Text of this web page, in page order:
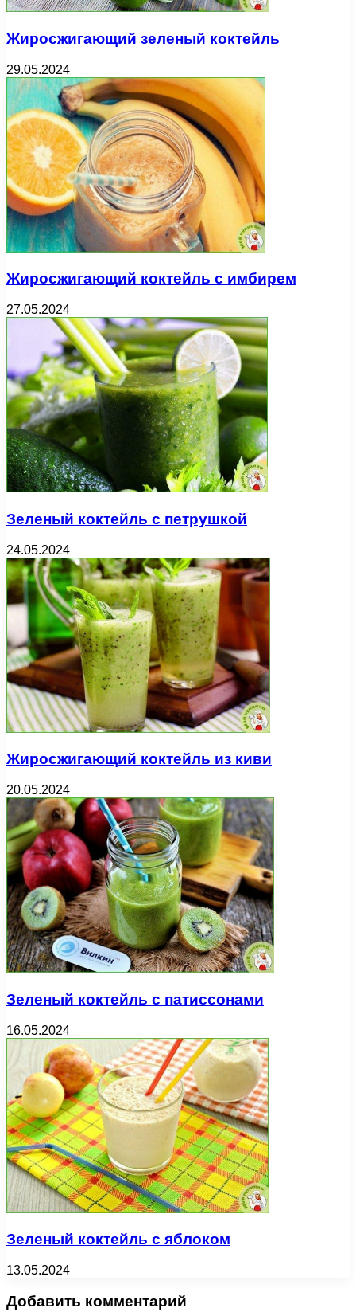
Жиросжигающий зеленый коктейль
29.05.2024
Жиросжигающий коктейль с имбирем
27.05.2024
Зеленый коктейль с петрушкой
24.05.2024
Жиросжигающий коктейль из киви
20.05.2024
Зеленый коктейль с патиссонами
16.05.2024
Зеленый коктейль с яблоком
13.05.2024
Добавить комментарий